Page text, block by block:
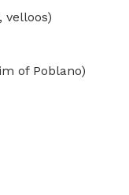
velloos)
of Poblano)